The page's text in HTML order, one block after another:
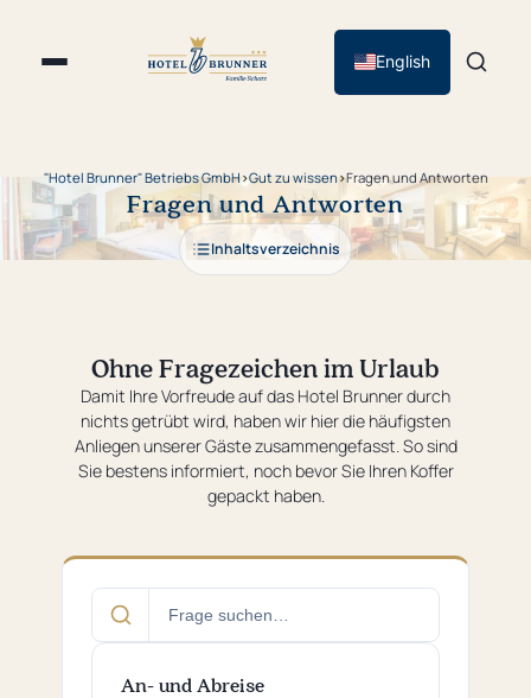
English
"Hotel Brunner" Betriebs GmbH›Gut zu wissen›Fragen und Antworten
Fragen und Antworten
Inhaltsverzeichnis
Ohne Fragezeichen im Urlaub
Damit Ihre Vorfreude auf das Hotel Brunner durch
nichts getrübt wird, haben wir hier die häufigsten
Anliegen unserer Gäste zusammengefasst. So sind
Sie bestens informiert, noch bevor Sie Ihren Koffer
gepackt haben.
Frage
suchen…
An- und Abreise